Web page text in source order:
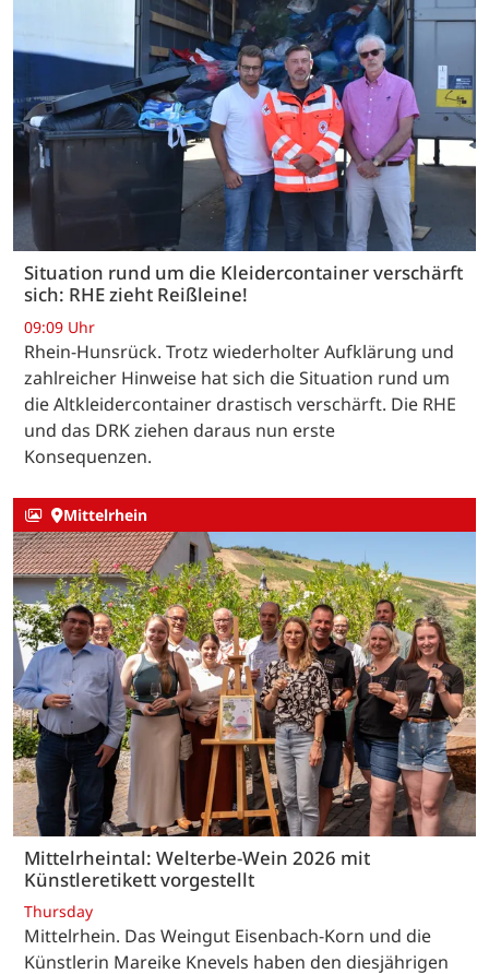
Situation rund um die Kleidercontainer verschärft
sich: RHE zieht Reißleine!
09:09 Uhr
Rhein-Hunsrück. Trotz wiederholter Aufklärung und
zahlreicher Hinweise hat sich die Situation rund um
die Altkleidercontainer drastisch verschärft. Die RHE
und das DRK ziehen daraus nun erste
Konsequenzen.
Mittelrhein
Mittelrheintal: Welterbe-Wein 2026 mit
Künstleretikett vorgestellt
Thursday
Mittelrhein. Das Weingut Eisenbach-Korn und die
Künstlerin Mareike Knevels haben den diesjährigen